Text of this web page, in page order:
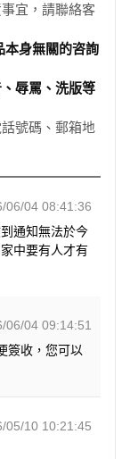
宜，請聯絡客
本身無關的咨詢
辱罵、洗版等
號碼、郵箱地
06/04 08:41:36
通知無法於今
中要有人才有
06/04 09:14:51
簽收，您可以
05/10 10:21:45